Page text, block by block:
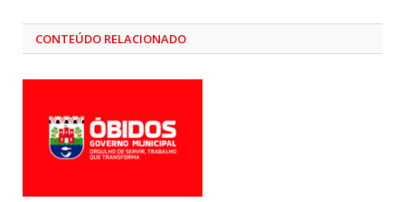
CONTEÚDO RELACIONADO